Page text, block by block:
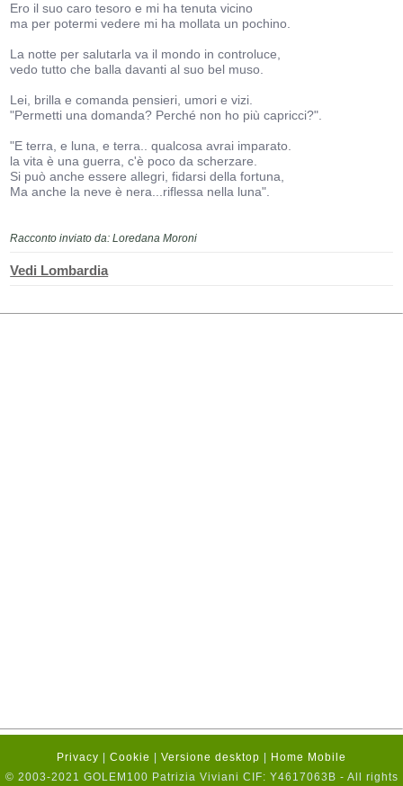
Ero il suo caro tesoro e mi ha tenuta vicino
ma per potermi vedere mi ha mollata un pochino.
La notte per salutarla va il mondo in controluce,
vedo tutto che balla davanti al suo bel muso.
Lei, brilla e comanda pensieri, umori e vizi.
"Permetti una domanda? Perché non ho più capricci?".
"E terra, e luna, e terra.. qualcosa avrai imparato.
la vita è una guerra, c'è poco da scherzare.
Si può anche essere allegri, fidarsi della fortuna,
Ma anche la neve è nera...riflessa nella luna".
Racconto inviato da: Loredana Moroni
Vedi Lombardia
Privacy Cookie Versione desktop
Home Mobile
© 2003-2021 GOLEM100 Patrizia Viviani CIF: Y4617063B - All rights